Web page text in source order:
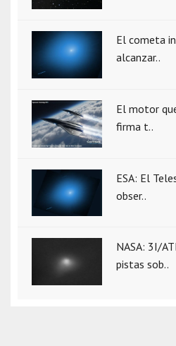
El cometa
alcanzar..
El motor
firma t..
ESA: El
obser..
NASA: 3I/
pistas sob..